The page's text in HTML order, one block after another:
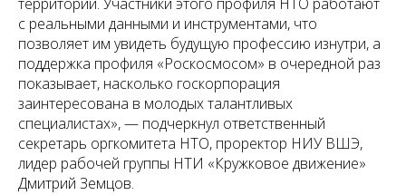
с реальными данными и инструментами, что
позволяет им увидеть будущую профессию изнутри, а
поддержка профиля «Роскосмосом» в очередной раз
показывает, насколько госкорпорация
заинтересована в молодых талантливых
специалистах», — подчеркнул ответственный
секретарь оргкомитета НТО, проректор НИУ ВШЭ,
лидер рабочей группы НТИ «Кружковое движение»
Дмитрий Земцов.